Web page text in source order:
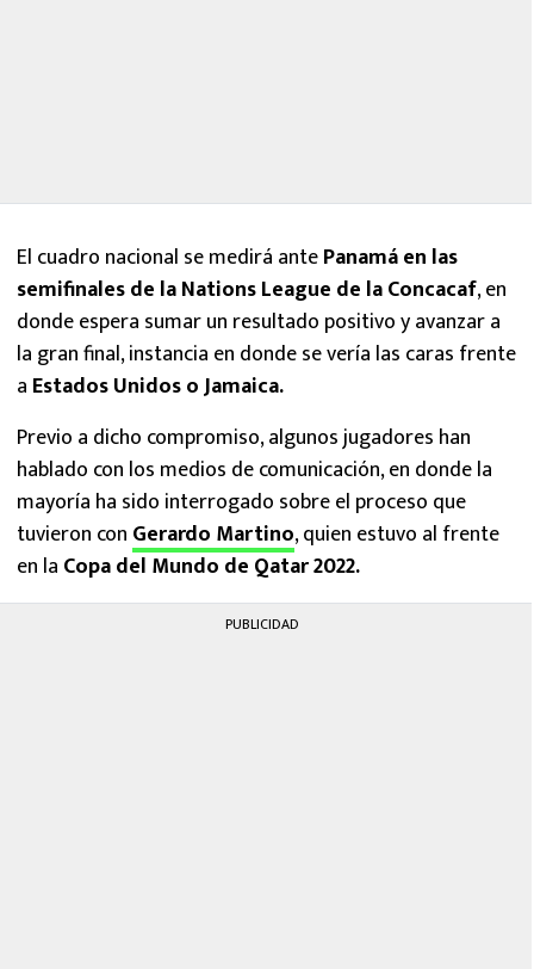
El cuadro nacional se medirá antePanamá en las
semifinales de la Nations League de la Concacaf, en
donde espera sumar un resultado positivo y avanzar a
la gran final, instancia en donde se vería las caras frente
a Estados Unidos o Jamaica.
Previo a dicho compromiso, algunos jugadores han
hablado con los medios de comunicación, en donde la
mayoría ha sido interrogado sobre el proceso que
tuvieron con Gerardo Martino, quien estuvo al frente
en la Copa del Mundo de Qatar 2022.
PUBLICIDAD